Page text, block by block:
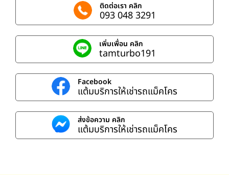
ติดต่อเรา คลิก
093 048 3291
เพิ่มเพื่อน คลิก
tamturbo191
Facebook
แต้มบริการให้เช่ารถแม็คโคร
ส่งข้อความ คลิก
แต้มบริการให้เช่ารถแม็คโคร